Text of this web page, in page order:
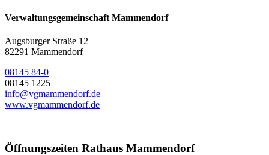
Verwaltungsgemeinschaft Mammendorf
Augsburger Straße 12
82291 Mammendorf
08145 84-0
08145 1225
info@vgmammendorf.de
www.vgmammendorf.de
Öffnungszeiten Rathaus Mammendorf